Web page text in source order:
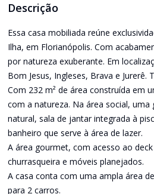
Descrição
Essa casa mobiliada reúne
Ilha, em Florianópolis. Com
por natureza exuberante. Em
Bom Jesus, Ingleses, Brava e
Com 232 m² de área construída em
com a natureza. Na área social,
natural, sala de jantar integrada à
banheiro que serve à área de lazer.
A área gourmet, com acesso ao
churrasqueira e móveis planejados.
A casa conta com uma ampla área
para 2 carros.